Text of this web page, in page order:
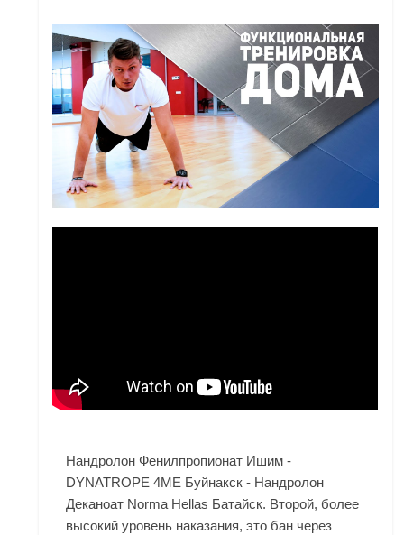
Нандролон Фенилпропионат Ишим -
DYNATROPE 4ME Буйнакск - Нандролон
Деканоат Norma Hellas Батайск. Второй, более
высокий уровень наказания, это бан через